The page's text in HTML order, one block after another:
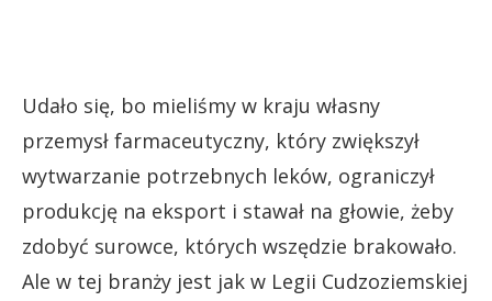
Udało się, bo mieliśmy w kraju własny
przemysł farmaceutyczny, który zwiększył
wytwarzanie potrzebnych leków, ograniczył
produkcję na eksport i stawał na głowie, żeby
zdobyć surowce, których wszędzie brakowało.
Ale w tej branży jest jak w Legii Cudzoziemskiej